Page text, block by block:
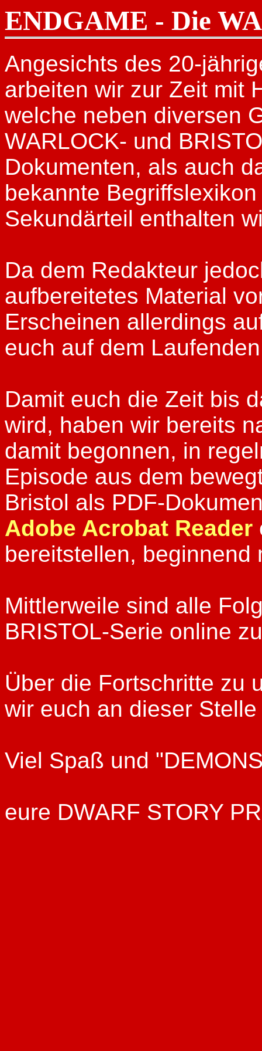
ENDGAME - Die
Angesichts des 20-
arbeiten wir zur Zeit mit
welche neben diversen
WARLOCK- und
Dokumenten, als auch
bekannte
Sekundärteil enthalten
Da dem Redakteur
aufbereitetes Material
Erscheinen allerdings
euch auf dem
Damit euch die Zeit bis
wird, haben wir bereits
damit begonnen, in
Episode aus dem
Bristol als PDF-
Adobe Acrobat Reader
bereitstellen, beginnend
Mittlerweile sind alle
BRISTOL-Serie online
Über die Fortschritte zu
wir euch an dieser
Viel Spaß und
eure DWARF STORY